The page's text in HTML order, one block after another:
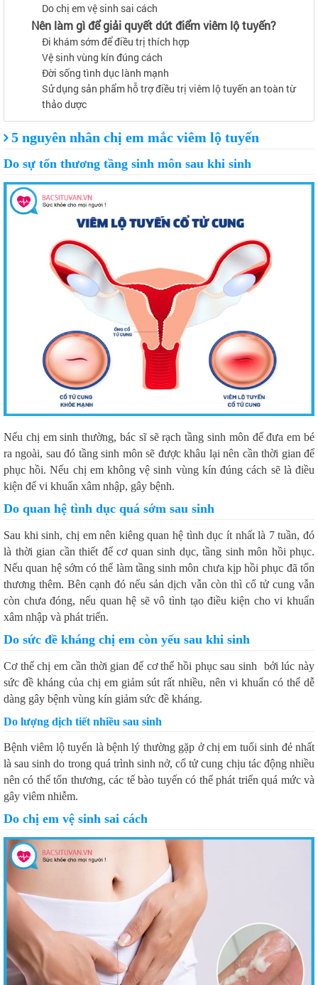
Do chị em vệ sinh sai cách
Nên làm gì để giải quyết dứt điểm viêm lộ tuyến?
Đi khám sớm để điều trị thích hợp
Vệ sinh vùng kín đúng cách
Đời sống tình dục lành mạnh
Sử dụng sản phẩm hỗ trợ điều trị viêm lộ tuyến an toàn từ
thảo dược
5 nguyên nhân chị em mắc viêm lộ tuyến
Do sự tổn thương tầng sinh môn sau khi sinh
Nếu chị em sinh thường, bác sĩ sẽ rạch tầng sinh môn để đưa em bé
ra ngoài, sau đó tầng sinh môn sẽ được khâu lại nên cần thời gian để
phục hồi. Nếu chị em không vệ sinh vùng kín đúng cách sẽ là điều
kiện để vi khuẩn xâm nhập, gây bệnh.
Do quan hệ tình dục quá sớm sau sinh
Sau khi sinh, chị em nên kiêng quan hệ tình dục ít nhất là 7 tuần, đó
là thời gian cần thiết để cơ quan sinh dục, tầng sinh môn hồi phục.
Nếu quan hệ sớm có thể làm tầng sinh môn chưa kịp hồi phục đã tổn
thương thêm. Bên cạnh đó nếu sản dịch vẫn còn thì cổ tử cung vẫn
còn chưa đóng, nếu quan hệ sẽ vô tình tạo điều kiện cho vi khuẩn
xâm nhập và phát triển.
Do sức đề kháng chị em còn yếu sau khi sinh
Cơ thể chị em cần thời gian để cơ thể hồi phục sau sinh bởi lúc này
sức đề kháng của chị em giảm sút rất nhiều, nên vi khuẩn có thể dễ
dàng gây bệnh vùng kín giảm sức đề kháng.
Do lượng dịch tiết nhiều sau sinh
Bệnh viêm lộ tuyến là bệnh lý thường gặp ở chị em tuổi sinh đẻ nhất
là sau sinh do trong quá trình sinh nở, cổ tử cung chịu tác động nhiều
nên có thể tổn thương, các tế bào tuyến có thể phát triển quá mức và
gây viêm nhiễm.
Do chị em vệ sinh sai cách